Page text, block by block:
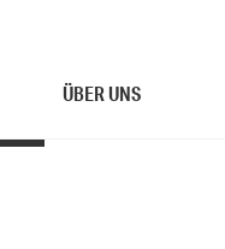
ÜBER UNS